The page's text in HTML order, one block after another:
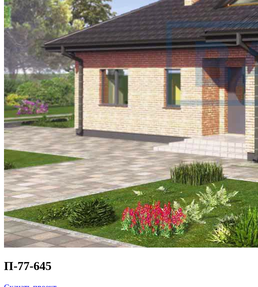
П-77-645